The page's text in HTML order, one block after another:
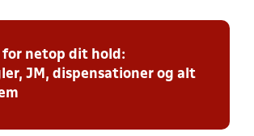
for netop dit hold:
JM, dispensationer og alt